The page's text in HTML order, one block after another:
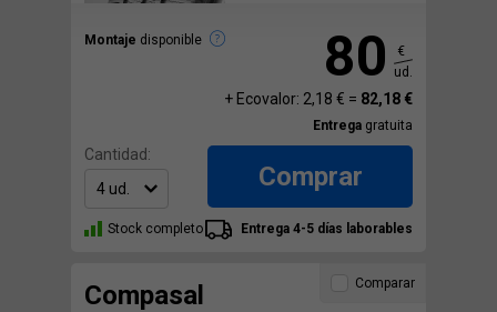
Montaje disponible 80
€
ud.
+ Ecovalor: 2,18 € = 82,18 €
Entrega gratuita
Cantidad:
Comprar
Stock completo Entrega 4-5 días laborables
Compasal Comparar